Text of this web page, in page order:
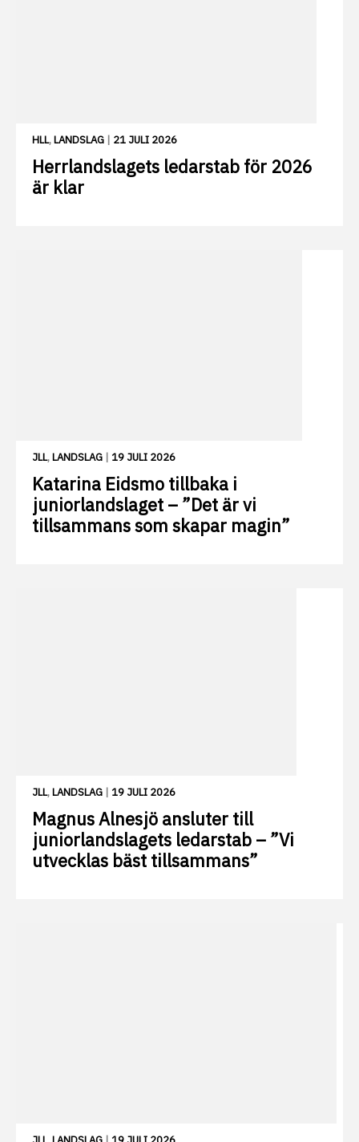
HLL,LANDSLAG | 21 JULI 2026
Herrlandslagets ledarstab för 2026
är klar
JLL,LANDSLAG | 19 JULI 2026
Katarina Eidsmo tillbaka i
juniorlandslaget – ”Det är vi
tillsammans som skapar magin”
JLL,LANDSLAG | 19 JULI 2026
Magnus Alnesjö ansluter till
juniorlandslagets ledarstab – ”Vi
utvecklas bäst tillsammans”